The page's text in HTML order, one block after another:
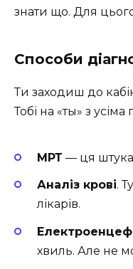
знати що. Для цього
Способи
Ти заходиш до
Тобі на «ты» з
МРТ — ця
Аналіз крові.
лікарів.
хвиль. Але не